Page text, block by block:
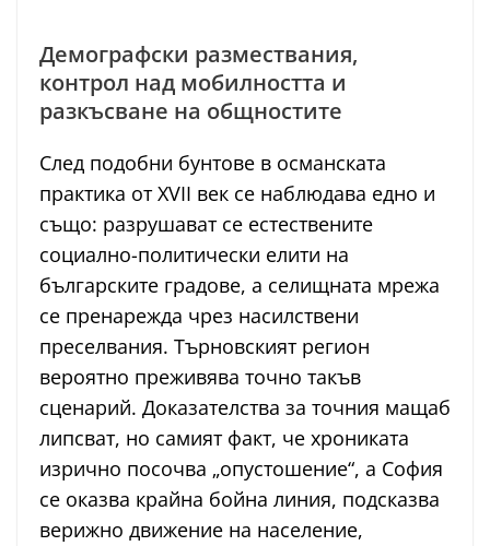
Демографски размествания,
контрол над мобилността и
разкъсване на общностите
След подобни бунтове в османската
практика от XVII век се наблюдава едно и
също: разрушават се естествените
социално-политически елити на
българските градове, а селищната мрежа
се пренарежда чрез насилствени
преселвания. Търновският регион
вероятно преживява точно такъв
сценарий. Доказателства за точния мащаб
липсват, но самият факт, че хрониката
изрично посочва „опустошение“, а София
се оказва крайна бойна линия, подсказва
верижно движение на население,